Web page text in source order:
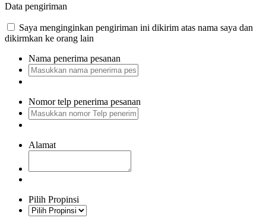
Data pengiriman
Saya menginginkan pengiriman ini dikirim atas nama saya dan
dikirmkan ke orang lain
Nama penerima pesanan
Nomor telp penerima pesanan
Alamat
Pilih Propinsi